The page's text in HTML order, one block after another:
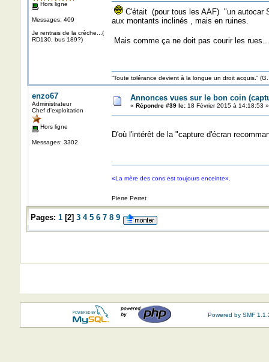
Hors ligne
Messages: 409
Je rentrais de la crèche...(
RD130, bus 189?)
C'était (pour tous les AAF) "un autocar
aux montants inclinés , mais en ruines.
Mais comme ça ne doit pas courir les
“Toute tolérance devient à la longue un droit acquis.”
enzo67
Administrateur
Chef d'exploitation
Hors ligne
Messages: 3302
Annonces vues sur le bon coin
« Répondre #39 le:18 Février 2015 à 14:18:53 »
D'où l'intérêt de la "capture d'écran
«La mère des cons est toujours enceinte».
Pierre Perret
Pages: 1[2] 3 4 5 6 7 8 9
Powered by SMF